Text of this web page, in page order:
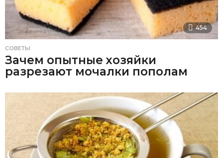
454
СОВЕТЫ
Зачем опытные хозяйки
разрезают мочалки пополам